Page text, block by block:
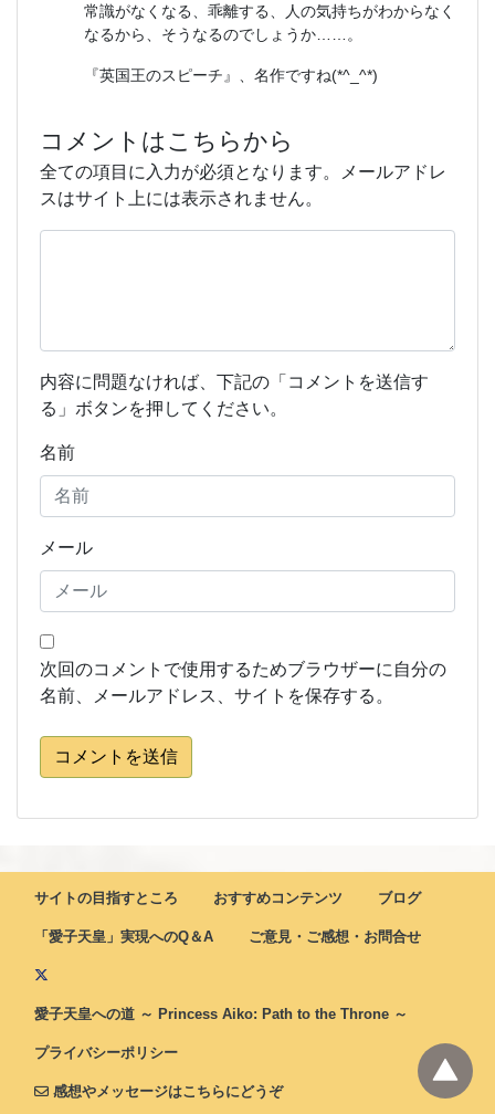
常識がなくなる、乖離する、人の気持ちがわからなく
なるから、そうなるのでしょうか……。
『英国王のスピーチ』、名作ですね(*^_^*)
コメントはこちらから
全ての項目に入力が必須となります。メールアドレ
スはサイト上には表示されません。
内容に問題なければ、下記の「コメントを送信す
る」ボタンを押してください。
名前
メール
次回のコメントで使用するためブラウザーに自分の
名前、メールアドレス、サイトを保存する。
コメントを送信
サイトの目指すところ おすすめコンテンツ ブログ
「愛子天皇」実現へのQ＆A ご意見・ご感想・お問合せ
愛子天皇への道 ～ Princess Aiko: Path to the Throne ～
プライバシーポリシー
感想やメッセージはこちらにどうぞ